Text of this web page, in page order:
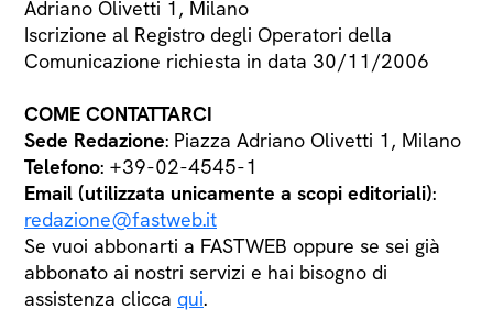
Adriano Olivetti 1, Milano
Iscrizione al Registro degli Operatori della
Comunicazione richiesta in data 30/11/2006
COME CONTATTARCI
Sede Redazione: Piazza Adriano Olivetti 1, Milano
Telefono: +39-02-4545-1
Email (utilizzata unicamente a scopi editoriali):
redazione@fastweb.it
Se vuoi abbonarti a FASTWEB oppure se sei già
abbonato ai nostri servizi e hai bisogno di
assistenza clicca qui.